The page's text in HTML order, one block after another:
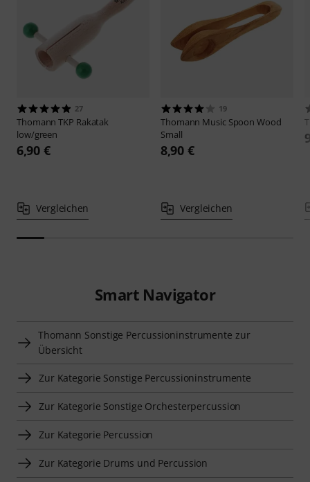
27
ThomannTKP Rakatak
low/green
6,90 €
Vergleichen
19
Thomann Music Spoon Wood
Small
8,90 €
Vergleichen
Smart Navigator
Thomann Sonstige Percussioninstrumente zur
Übersicht
Zur Kategorie Sonstige Percussioninstrumente
Zur Kategorie Sonstige Orchesterpercussion
Zur Kategorie Percussion
Zur Kategorie Drums und Percussion